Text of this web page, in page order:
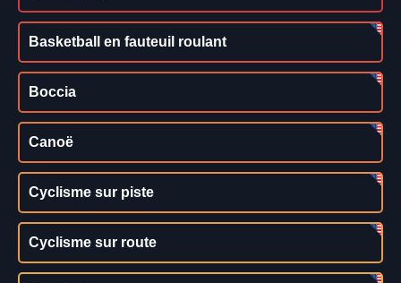
Basketball en fauteuil roulant
Boccia
Canoë
Cyclisme sur piste
Cyclisme sur route